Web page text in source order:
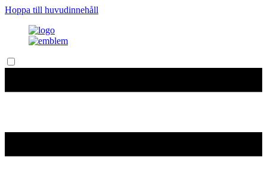
Hoppa till huvudinnehåll